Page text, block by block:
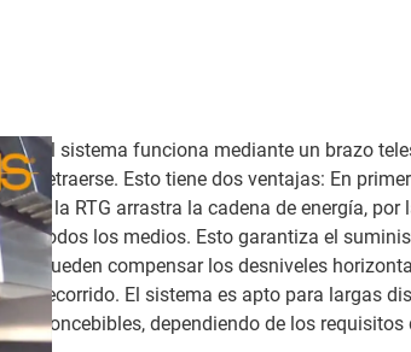
El sistema funciona mediante un brazo
retraerse. Esto tiene dos ventajas: En
y la RTG arrastra la cadena de energía,
todos los medios. Esto garantiza el
pueden compensar los desniveles
recorrido. El sistema es apto para largas
concebibles, dependiendo de los